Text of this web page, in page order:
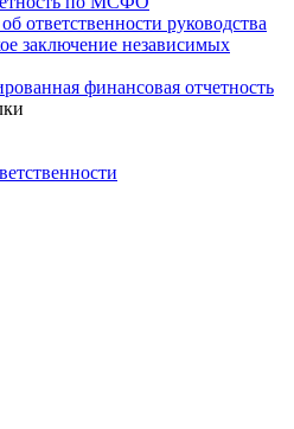
ответственности руководства
заключение независимых
финансовая отчетность